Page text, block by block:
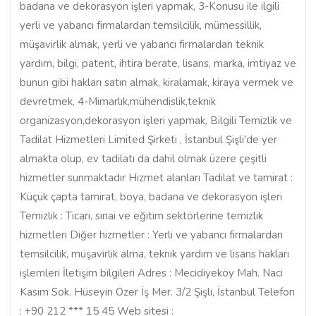
badana ve dekorasyon işleri yapmak, 3-Konusu ile ilgili
yerli ve yabancı firmalardan temsilcilik, mümessillik,
müşavirlik almak, yerli ve yabancı firmalardan teknik
yardım, bilgi, patent, ihtira berate, lisans, marka, imtiyaz ve
bunun gibi hakları satın almak, kiralamak, kiraya vermek ve
devretmek, 4-Mimarlık,mühendislik,teknik
organizasyon,dekorasyon işleri yapmak, Bilgili Temizlik ve
Tadilat Hizmetleri Limited Şirketi , İstanbul Şişli'de yer
almakta olup, ev tadilatı da dahil olmak üzere çeşitli
hizmetler sunmaktadır Hizmet alanları Tadilat ve tamirat :
Küçük çapta tamirat, boya, badana ve dekorasyon işleri
Temizlik : Ticari, sınai ve eğitim sektörlerine temizlik
hizmetleri Diğer hizmetler : Yerli ve yabancı firmalardan
temsilcilik, müşavirlik alma, teknik yardım ve lisans hakları
işlemleri İletişim bilgileri Adres : Mecidiyeköy Mah. Naci
Kasım Sok. Hüseyin Özer İş Mer. 3/2 Şişli, İstanbul Telefon
: +90 212 *** 15 45 Web sitesi :